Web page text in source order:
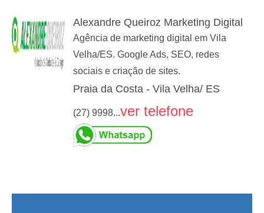
Alexandre Queiroz Marketing Digital
Agência de marketing digital em Vila
Velha/ES. Google Ads, SEO, redes
sociais e criação de sites.
Praia da Costa - Vila Velha/ ES
(27) 9998...ver telefone